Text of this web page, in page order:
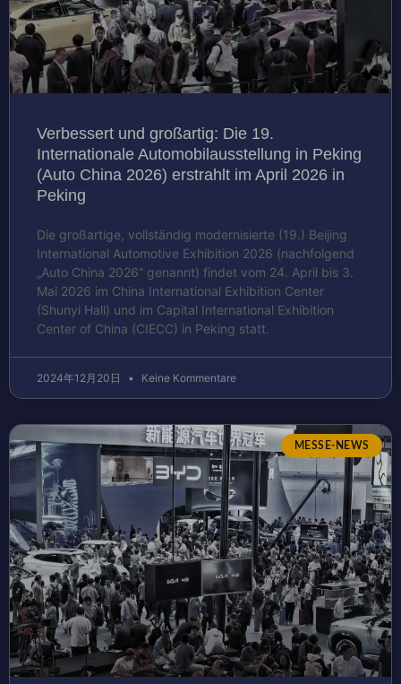
Verbessert und großartig: Die 19.
Internationale Automobilausstellung in Peking
(Auto China 2026) erstrahlt im April 2026 in
Peking
Die großartige, vollständig modernisierte (19.) Beijing
International Automotive Exhibition 2026 (nachfolgend
„Auto China 2026“ genannt) findet vom 24. April bis 3.
Mai 2026 im China International Exhibition Center
(Shunyi Hall) und im Capital International Exhibition
Center of China (CIECC) in Peking statt.
2024年12月20日 Keine Kommentare
MESSE-NEWS